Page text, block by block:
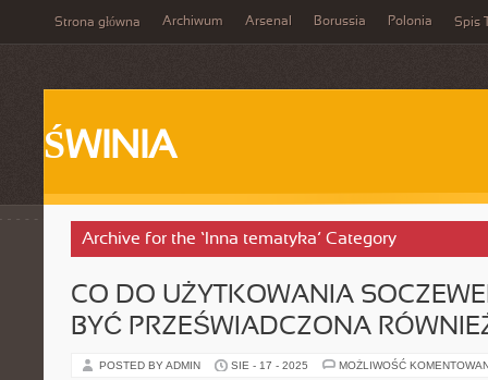
Strona główna Archiwum Arsenal Borussia Polonia Spis
ŚWINIA
Archive for the ‘Inna tematyka’ Category
CO DO UŻYTKOWANIA
BYĆ PRZEŚWIADCZONA
POSTED BY ADMIN SIE - 17 - 2025 MOŻLIWOŚĆ